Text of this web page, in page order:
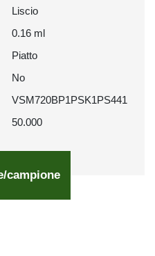
Liscio
0.16 ml
Piatto
No
VSM720BP1PSK1PS441
50.000
campione